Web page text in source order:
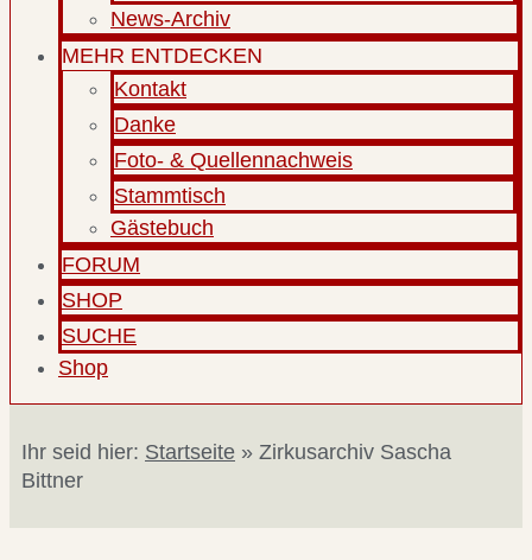
News-Archiv
MEHR ENTDECKEN
Kontakt
Danke
Foto- & Quellennachweis
Stammtisch
Gästebuch
FORUM
SHOP
SUCHE
Shop
Ihr seid hier: Startseite » Zirkusarchiv Sascha
Bittner